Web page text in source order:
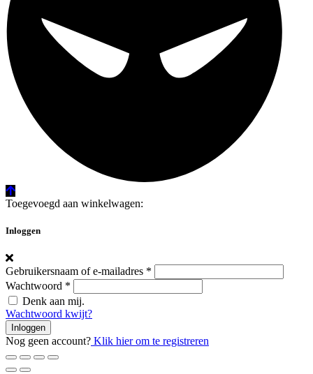
Toegevoegd aan winkelwagen:
Inloggen
Gebruikersnaam of e-mailadres *
Wachtwoord *
Denk aan mij.
Wachtwoord kwijt?
Inloggen
Nog geen account? Klik hier om te registreren